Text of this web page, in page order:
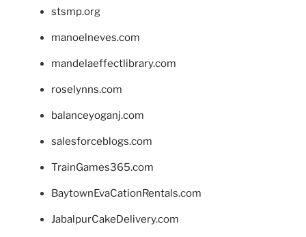
stsmp.org
manoelneves.com
mandelaeffectlibrary.com
roselynns.com
balanceyoganj.com
salesforceblogs.com
TrainGames365.com
BaytownEvaCationRentals.com
JabalpurCakeDelivery.com